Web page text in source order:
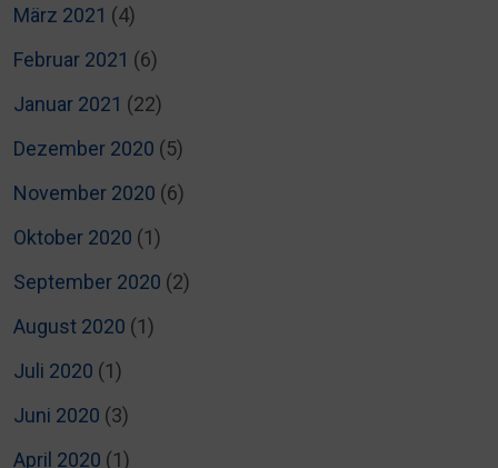
März 2021 (4)
Februar 2021 (6)
Januar 2021 (22)
Dezember 2020 (5)
November 2020 (6)
Oktober 2020 (1)
September 2020 (2)
August 2020 (1)
Juli 2020 (1)
Juni 2020 (3)
April 2020 (1)